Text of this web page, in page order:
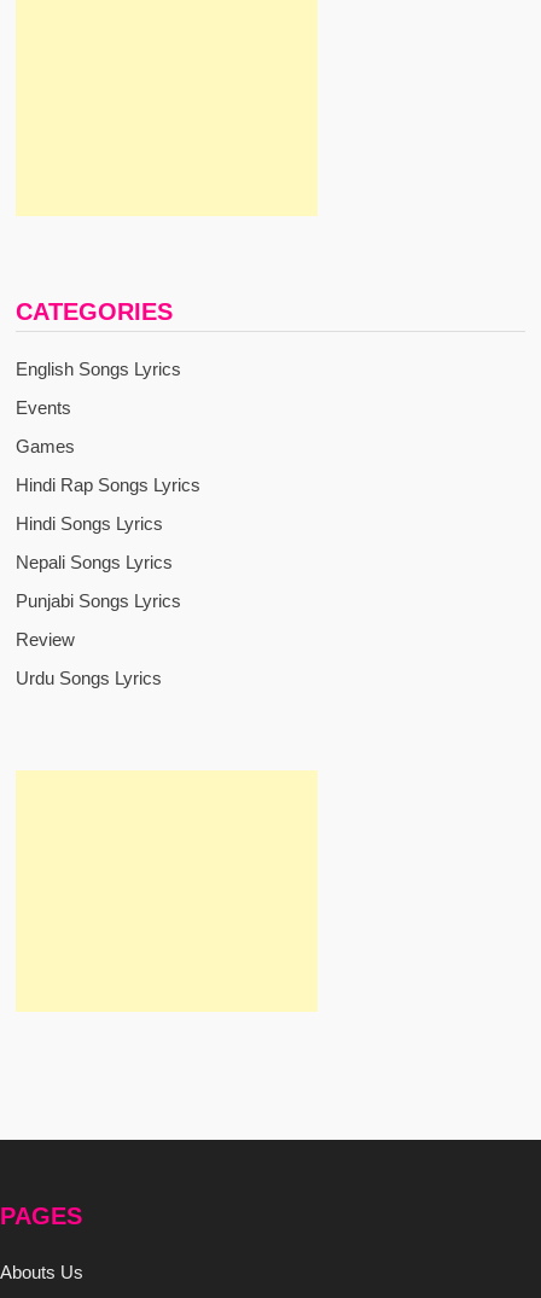
CATEGORIES
English Songs Lyrics
Events
Games
Hindi Rap Songs Lyrics
Hindi Songs Lyrics
Nepali Songs Lyrics
Punjabi Songs Lyrics
Review
Urdu Songs Lyrics
PAGES
Abouts Us